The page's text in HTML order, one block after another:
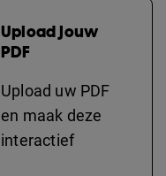
Upload jouw
PDF
Upload uw PDF
en maak deze
interactief